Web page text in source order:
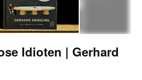
Idioten | Gerhard